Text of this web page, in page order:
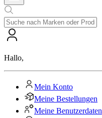
Hallo,
Mein Konto
Meine Bestellungen
Meine Benutzerdaten